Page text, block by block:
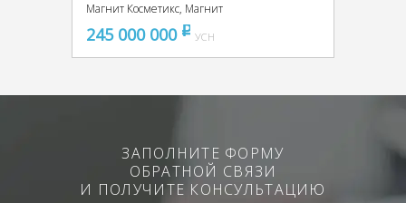
Магнит Косметикс, Магнит
245 000 000 pуб
УСН
ЗАПОЛНИТЕ ФОРМУ
ОБРАТНОЙ СВЯЗИ
И ПОЛУЧИТЕ КОНСУЛЬТАЦИЮ